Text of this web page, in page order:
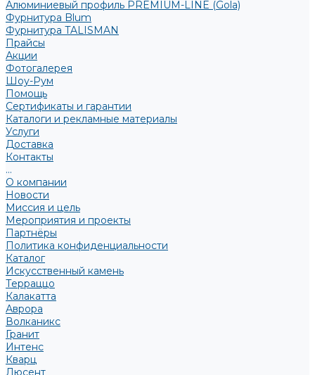
Алюминиевый профиль PREMIUM-LINE (Gola)
Фурнитура Blum
Фурнитура TALISMAN
Прайсы
Акции
Фотогалерея
Шоу-Рум
Помощь
Сертификаты и гарантии
Каталоги и рекламные материалы
Услуги
Доставка
Контакты
...
О компании
Новости
Миссия и цель
Мероприятия и проекты
Партнёры
Политика конфиденциальности
Каталог
Искусственный камень
Терраццо
Калакатта
Аврора
Волканикс
Гранит
Интенс
Кварц
Люсент